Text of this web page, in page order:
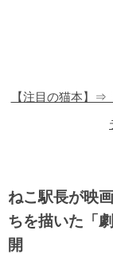
【注目の猫本】⇒
ねこ駅長が映
ちを描いた「
開
猫のゲーム・アプリ
猫のフリー写真素材